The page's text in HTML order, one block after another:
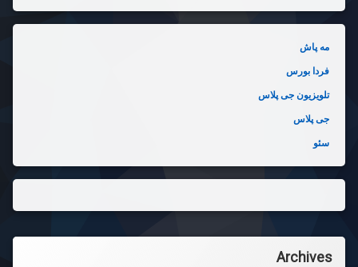
مه پاش
فردا بورس
تلویزیون جی پلاس
جی پلاس
سئو
Archives